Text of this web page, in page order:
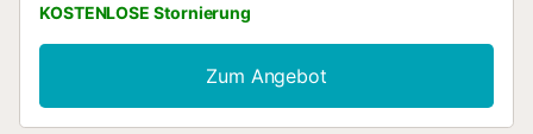
Glaskeramikplatten, Toaster, Wasserkocher, Mikrowelle,
elektrische Kaffeemaschine). Dusche/WC. Obergeschoss: 1
Zimmer mit 1 franz. Bett (160 cm, Länge 200 cm). 1 Zimmer
mit 1 franz. Bett (150 cm, Länge 190 cm). 1 Zimmer mit 2
Betten (90 cm, Länge 190 cm). 1 Zimmer mit 1 x 2
KOSTENLOSE Stornierung
Zum Angebot